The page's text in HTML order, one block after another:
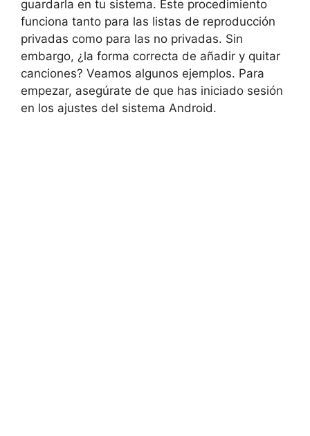
guardarla en tu sistema. Este procedimiento
funciona tanto para las listas de reproducción
privadas como para las no privadas. Sin
embargo, ¿la forma correcta de añadir y quitar
canciones? Veamos algunos ejemplos. Para
empezar, asegúrate de que has iniciado sesión
en los ajustes del sistema Android.